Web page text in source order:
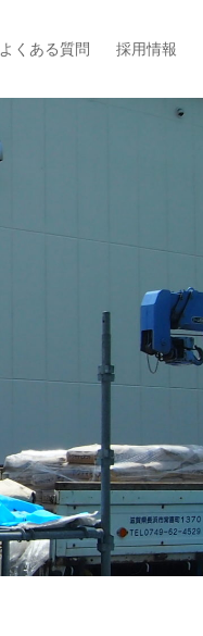
よくある質問 採用情報